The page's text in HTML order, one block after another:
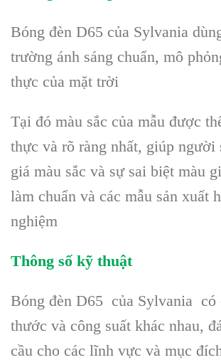
Bóng đèn D65 của Sylvania
trường ánh sáng chuẩn, mô
thực của mặt trời
Tại đó màu sắc của mẫu được
thực và rõ ràng nhất, giúp người
giá màu sắc và sự sai biệt màu
làm chuẩn và các mẫu sản xuất
nghiệm
Thông số kỹ thuật
Bóng đèn D65 của Sylvania có
thước và công suất khác nhau,
cầu cho các lĩnh vực và mục